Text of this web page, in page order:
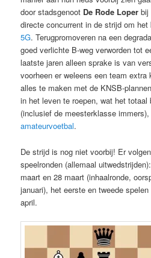
door stadsgenoot De Rode Loper bij
directe concurrent in de strijd om
5G. Terugpromoveren na een
goed verlichte B-weg verworden tot
laatste jaren alleen sprake is van
voorheen er weleens een team
alles te maken met de KNSB-
in het leven te roepen, wat het
(inclusief de meesterklasse
amateurvoetbal.
De strijd is nog niet voorbij! Er
speelronden (allemaal
maart en 28 maart (inhaalronde,
januari), het eerste en tweede
april.